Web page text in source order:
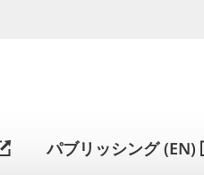
パブリッシング (EN)